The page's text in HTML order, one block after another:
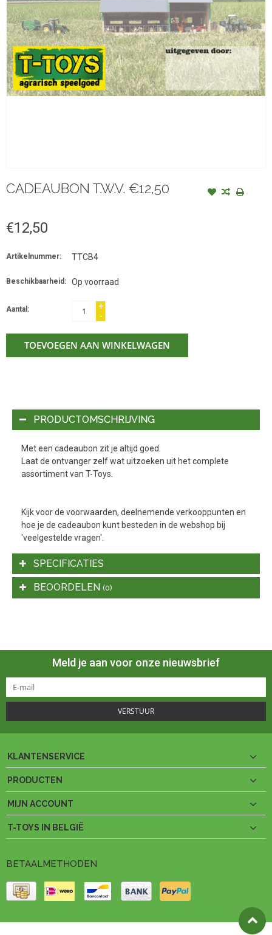
CADEAUBON T.W.V. €12,50
€12,50
Artikelnummer: TTCB4
Beschikbaarheid: Op voorraad
Aantal:
+
-
TOEVOEGEN AAN WINKELWAGEN
PRODUCTOMSCHRIJVING
Met een cadeaubon zit je altijd goed.
Laat de ontvanger zelf wat uitzoeken uit het complete
assortiment van T-Toys.
Kijk voor de voorwaarden, deelnemende verkooppunten en
hoe je de cadeaubon kunt besteden in de webshop bij
'veelgestelde vragen'.
SPECIFICATIES
BEOORDELEN (0)
Meld je aan voor onze nieuwsbrief
VERSTUUR
KLANTENSERVICE
PRODUCTEN
MIJN ACCOUNT
T-TOYS IN BELGIË
BETAALMETHODEN